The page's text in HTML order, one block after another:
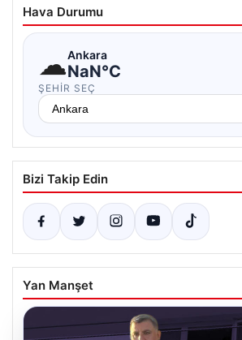
Hava Durumu
☁Ankara
NaN°C
ŞEHIR SEÇ
Bizi Takip Edin
Yan Manşet